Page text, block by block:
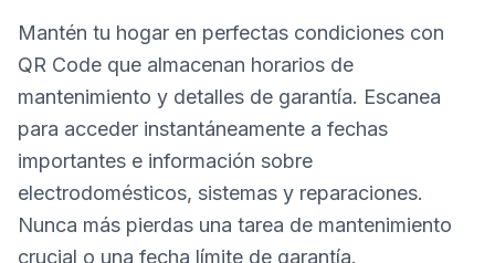
Mantén tu hogar en perfectas condiciones con
QR Code que almacenan horarios de
mantenimiento y detalles de garantía. Escanea
para acceder instantáneamente a fechas
importantes e información sobre
electrodomésticos, sistemas y reparaciones.
Nunca más pierdas una tarea de mantenimiento
crucial o una fecha límite de garantía.